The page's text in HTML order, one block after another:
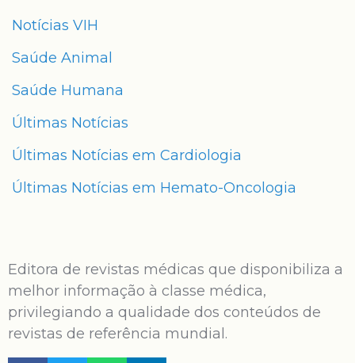
Notícias VIH
Saúde Animal
Saúde Humana
Últimas Notícias
Últimas Notícias em Cardiologia
Últimas Notícias em Hemato-Oncologia
Editora de revistas médicas que disponibiliza a
melhor informação à classe médica,
privilegiando a qualidade dos conteúdos de
revistas de referência mundial.